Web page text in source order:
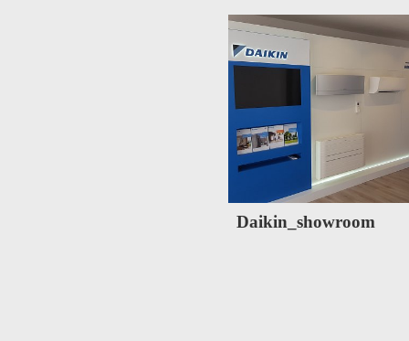
Daikin_showroom